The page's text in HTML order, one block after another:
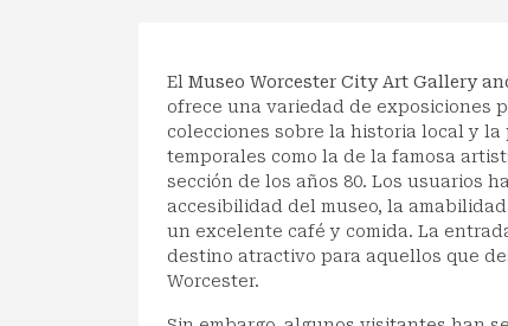
El Museo Worcester City Art Gallery
ofrece una variedad de exposiciones
colecciones sobre la historia local y
temporales como la de la famosa
sección de los años 80. Los usuarios
accesibilidad del museo, la
un excelente café y comida. La
destino atractivo para aquellos que
Worcester.